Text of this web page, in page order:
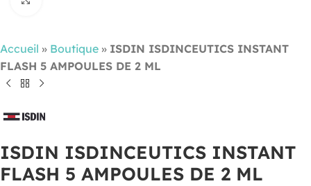
Accueil » Boutique » ISDIN ISDINCEUTICS INSTANT
FLASH 5 AMPOULES DE 2 ML
ISDIN ISDINCEUTICS INSTANT
FLASH 5 AMPOULES DE 2 ML